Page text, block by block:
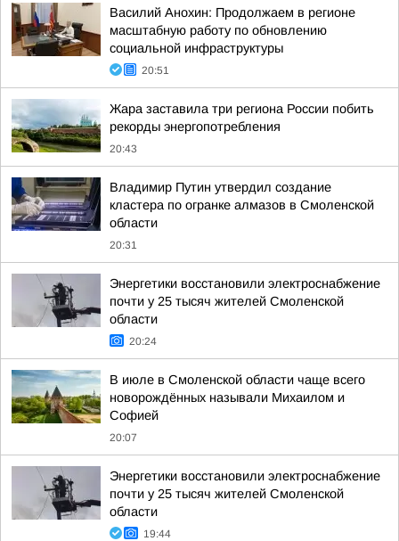
Василий Анохин: Продолжаем в регионе
масштабную работу по обновлению
социальной инфраструктуры
20:51
Жара заставила три региона России побить
рекорды энергопотребления
20:43
Владимир Путин утвердил создание
кластера по огранке алмазов в Смоленской
области
20:31
Энергетики восстановили электроснабжение
почти у 25 тысяч жителей Смоленской
области
20:24
В июле в Смоленской области чаще всего
новорождённых называли Михаилом и
Софией
20:07
Энергетики восстановили электроснабжение
почти у 25 тысяч жителей Смоленской
области
19:44